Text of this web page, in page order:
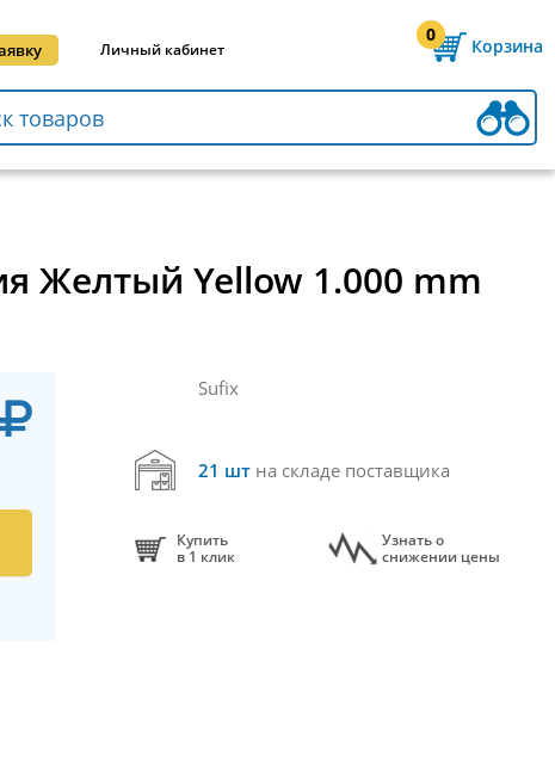
Личный кабинет
0
Корзина
Желтый Yellow 1.000 mm
Sufix
21 шт на складе поставщика
Купить
в 1 клик
Узнать о
снижении цены